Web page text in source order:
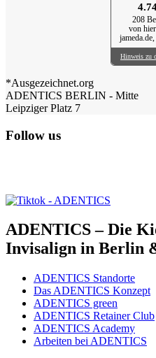
208
von
Hinweis zu
*Ausgezeichnet.org
ADENTICS BERLIN - Mitte
Leipziger Platz 7
Follow us
ADENTICS – Die
Invisalign in Berlin
ADENTICS Standorte
Das ADENTICS Konzept
ADENTICS green
ADENTICS Retainer Club
ADENTICS Academy
Arbeiten bei ADENTICS